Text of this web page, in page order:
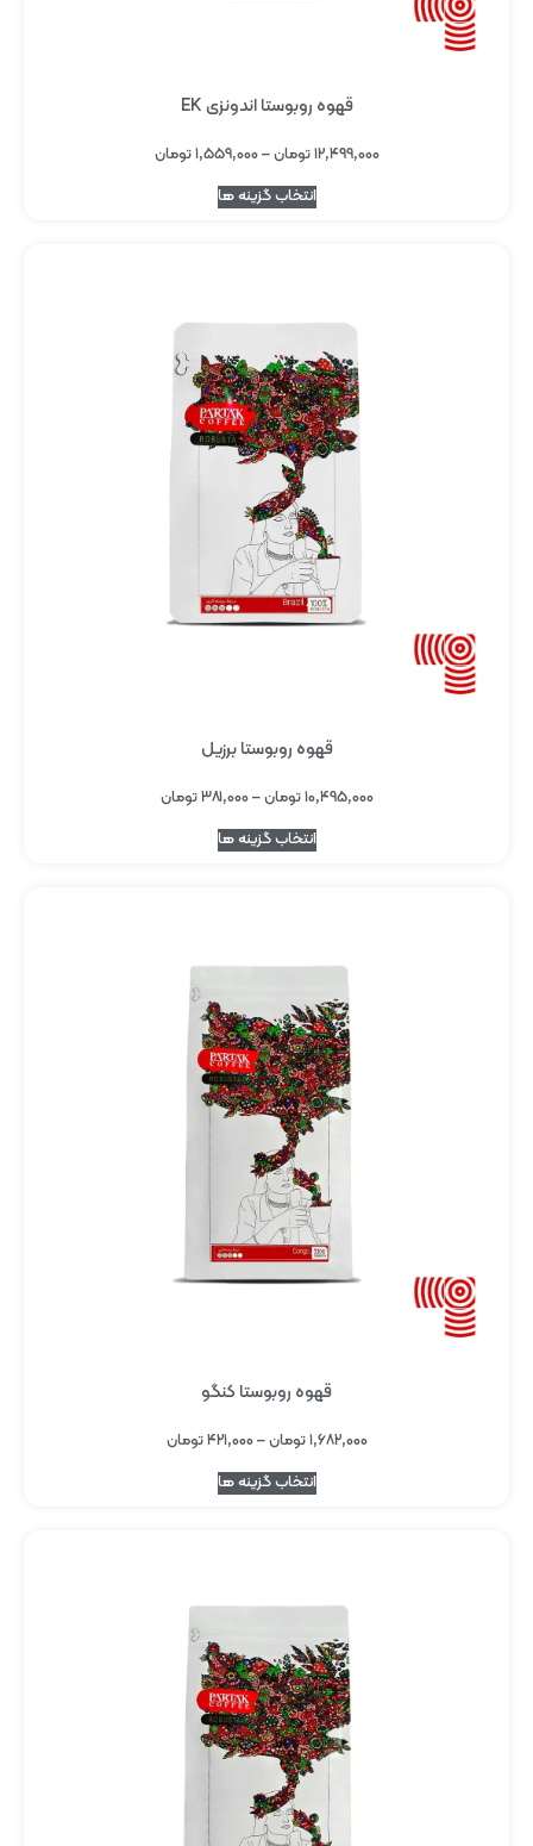
قهوه روبوستا اندونزی EK
۱۲,۴۹۹,۰۰۰تومان–۱,۵۵۹,۰۰۰تومان
انتخاب گزینه ها
قهوه روبوستا برزیل
۱۰,۴۹۵,۰۰۰تومان–۳۸۱,۰۰۰تومان
انتخاب گزینه ها
قهوه روبوستا کنگو
۱,۶۸۲,۰۰۰تومان–۴۲۱,۰۰۰تومان
انتخاب گزینه ها